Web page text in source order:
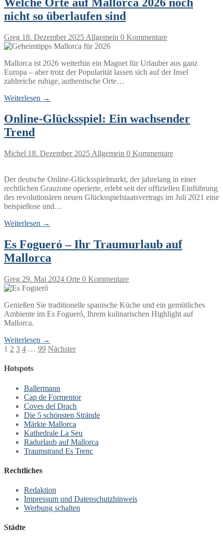
nicht so überlaufen sind
Greg 18. Dezember 2025 Allgemein 0 Kommentare
Mallorca ist 2026 weiterhin ein Magnet für Urlauber aus ganz
Europa – aber trotz der Popularität lassen sich auf der Insel
zahlreiche ruhige, authentische Orte…
Weiterlesen →
Online-Glücksspiel: Ein wachsender
Trend
Michel 18. Dezember 2025 Allgemein 0 Kommentare
Der deutsche Online-Glücksspielmarkt, der jahrelang in einer
rechtlichen Grauzone operierte, erlebt seit der offiziellen Einführung
des revolutionären neuen Glücksspielstaatsvertrags im Juli 2021 eine
beispiellose und…
Weiterlesen →
Es Fogueró – Ihr Traumurlaub auf
Mallorca
Greg 29. Mai 2024 Orte 0 Kommentare
Genießen Sie traditionelle spanische Küche und ein gemütliches
Ambiente im Es Fogueró, Ihrem kulinarischen Highlight auf
Mallorca.
Weiterlesen →
Seitennummerierung
der
1 2 3 4 … 99 Nächster
Hotspots
Ballermann
Cap de Formentor
Coves del Drach
Die 5 schönsten Strände
Märkte Mallorca
Kathedrale La Seu
Radurlaub auf Mallorca
Traumstrand Es Trenc
Rechtliches
Redaktion
Impressum und Datenschutzhinweis
Werbung schalten
Städte